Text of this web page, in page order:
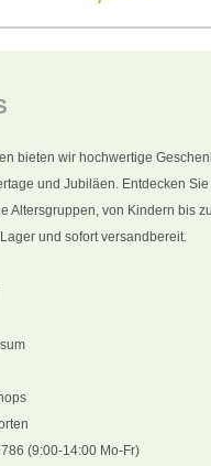
bieten wir hochwertige
und Jubiläen. Entdecken
Altersgruppen, von Kindern bis
und sofort versandbereit.
(9:00-14:00 Mo-Fr)